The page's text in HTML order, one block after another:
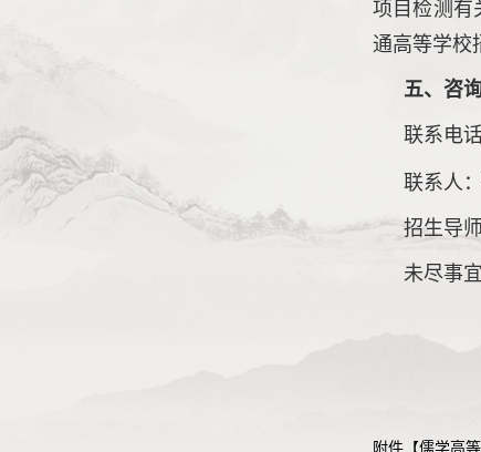
项目检测有
通高等学校
五、咨
联系电
联系人
招生导
未尽事
附件【儒学高